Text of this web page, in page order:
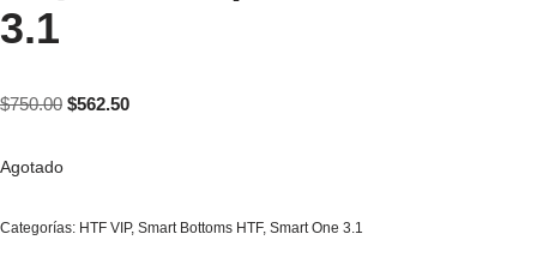
3.1
$750.00 $562.50
Agotado
Categorías: HTF VIP, Smart Bottoms HTF, Smart One 3.1